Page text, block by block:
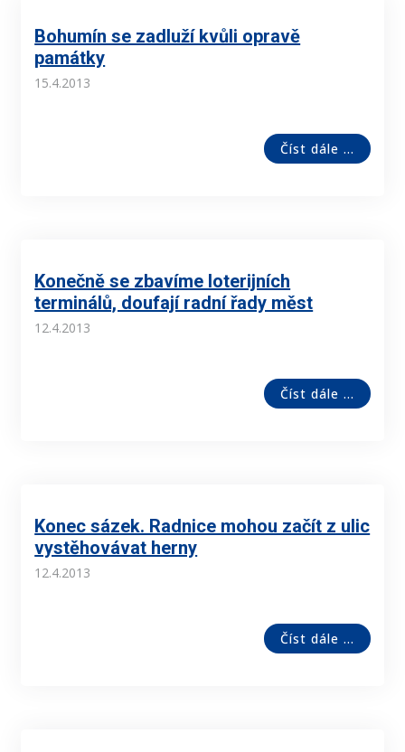
Bohumín se zadluží kvůli opravě
památky
15.4.2013
Číst dále ...
Konečně se zbavíme loterijních
terminálů, doufají radní řady měst
12.4.2013
Číst dále ...
Konec sázek. Radnice mohou začít z ulic
vystěhovávat herny
12.4.2013
Číst dále ...